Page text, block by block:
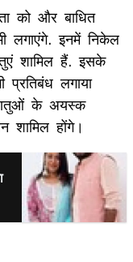
को और बाधित
लगाएंगे. इनमें निकेल
शामिल हैं. इसके
लगाया
के अयस्क
होंगे।